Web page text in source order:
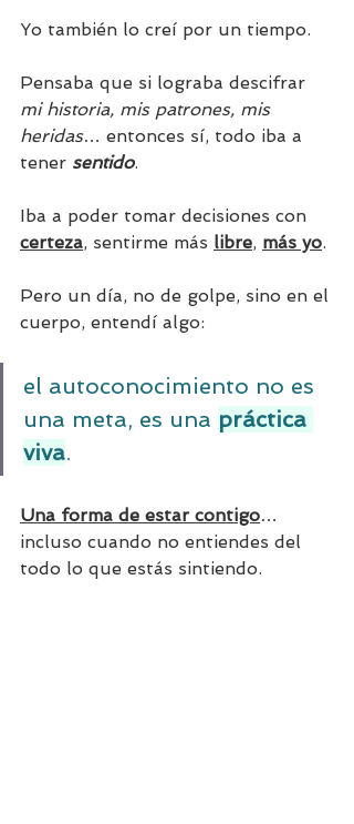
Yo también lo creí por un tiempo.
Pensaba que si lograba descifrar
mi historia, mis patrones, mis
heridas… entonces sí, todo iba a
tener sentido.
Iba a poder tomar decisiones con
certeza, sentirme más libre, más yo.
Pero un día, no de golpe, sino en el
cuerpo, entendí algo:
el autoconocimiento no es
una meta, es una práctica
viva.
Una forma de estar contigo…
incluso cuando no entiendes del
todo lo que estás sintiendo.